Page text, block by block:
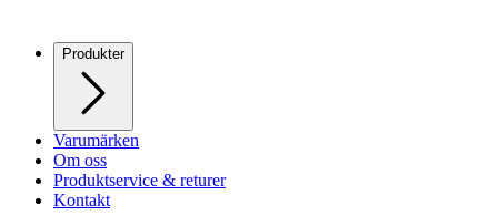
Produkter
Varumärken
Om oss
Produktservice & returer
Kontakt